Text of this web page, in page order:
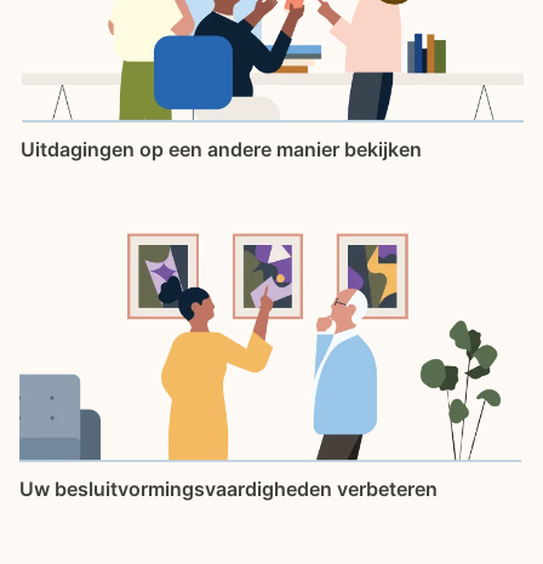
Uitdagingen op een andere manier bekijken
Uw besluitvormingsvaardigheden verbeteren